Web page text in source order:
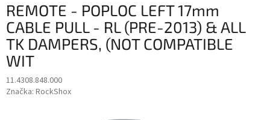
REMOTE - POPLOC LEFT 17mm
CABLE PULL - RL (PRE-2013) & ALL
TK DAMPERS, (NOT COMPATIBLE
WIT
11.4308.848.000
Značka: RockShox